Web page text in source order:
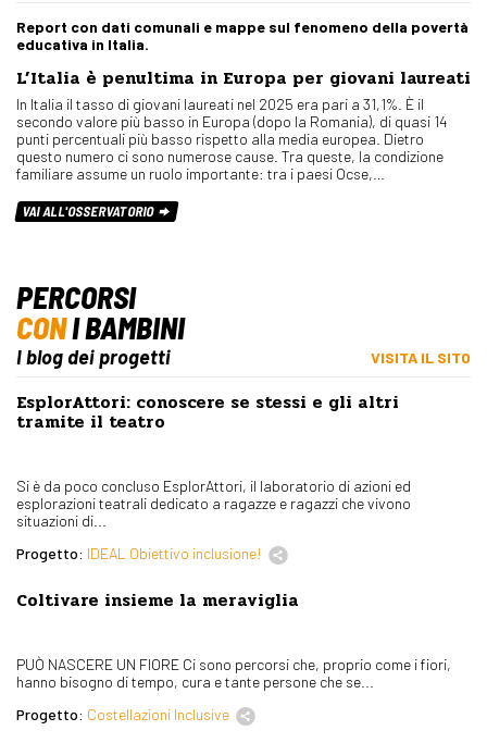
Report con dati comunali e mappe sul fenomeno della povertà
educativa in Italia.
L’Italia è penultima in Europa per giovani laureati
In Italia il tasso di giovani laureati nel 2025 era pari a 31,1%. È il
secondo valore più basso in Europa (dopo la Romania), di quasi 14
punti percentuali più basso rispetto alla media europea. Dietro
questo numero ci sono numerose cause. Tra queste, la condizione
familiare assume un ruolo importante: tra i paesi Ocse,…
VAI ALL'OSSERVATORIO
PERCORSI
CONI BAMBINI
I blog dei progetti VISITA IL SITO
EsplorAttori: conoscere se stessi e gli altri
tramite il teatro
Si è da poco concluso EsplorAttori, il laboratorio di azioni ed
esplorazioni teatrali dedicato a ragazze e ragazzi che vivono
situazioni di...
Progetto: IDEAL Obiettivo inclusione!
Coltivare insieme la meraviglia
PUÒ NASCERE UN FIORE Ci sono percorsi che, proprio come i fiori,
hanno bisogno di tempo, cura e tante persone che se...
Progetto: Costellazioni Inclusive